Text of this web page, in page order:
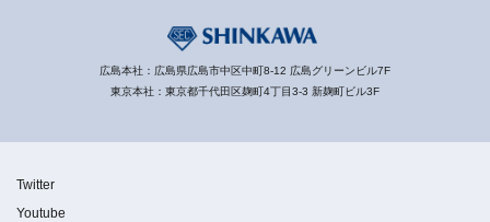
広島本社：広島県広島市中区中町8-12 広島グリーンビル7F
東京本社：東京都千代田区麹町4丁目3-3 新麹町ビル3F
Twitter
Youtube